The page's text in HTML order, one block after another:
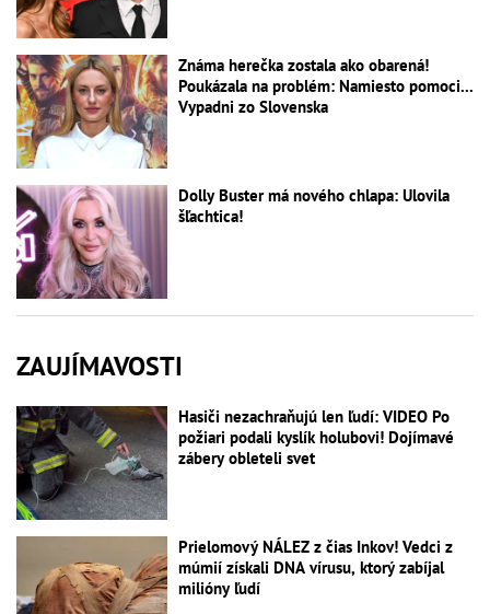
Známa herečka zostala ako obarená!
Poukázala na problém: Namiesto pomoci...
Vypadni zo Slovenska
Dolly Buster má nového chlapa: Ulovila
šľachtica!
ZAUJÍMAVOSTI
Hasiči nezachraňujú len ľudí: VIDEO Po
požiari podali kyslík holubovi! Dojímavé
zábery obleteli svet
Prielomový NÁLEZ z čias Inkov! Vedci z
múmií získali DNA vírusu, ktorý zabíjal
milióny ľudí